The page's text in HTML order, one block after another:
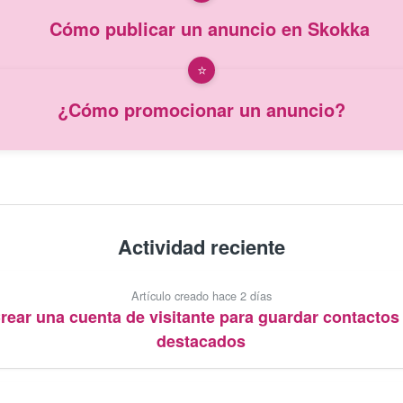
Cómo publicar un anuncio en Skokka
¿Cómo promocionar un anuncio?
Actividad reciente
una cuenta de visitante para guardar
destacados
Artículo creado hace 2 días